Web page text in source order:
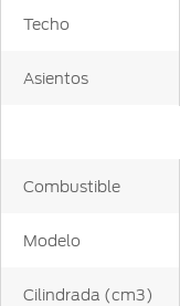
Techo
Asientos
Combustible
Modelo
Cilindrada (cm3)